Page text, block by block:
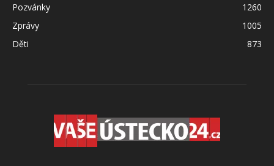
Pozvánky
1260
Zprávy
1005
Děti
873